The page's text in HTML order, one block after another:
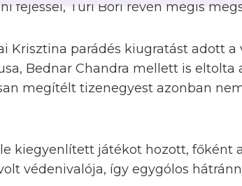
fejessel, Turi Bori révén mégis
Krisztina parádés kiugratást adott
Bednar Chandra mellett is eltolta
megítélt tizenegyest azonban
kiegyenlített játékot hozott, főként
védenivalója, így egygólos